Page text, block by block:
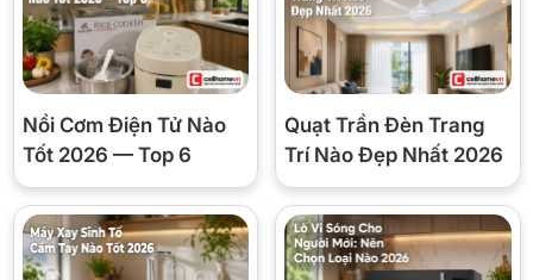
Giá
Cellhome
1.350.000đ 1.200.000đ 1.590.000đ
Giá
Cellhome
1.350.000đ Xem
1. Sao giảm tới 43% — sản phẩm có
Nồi Cơm Điện Tử Nào
Tốt 2026 — Top 6
Quạt Trần Đèn Trang
Trí Nào Đẹp Nhất 2026